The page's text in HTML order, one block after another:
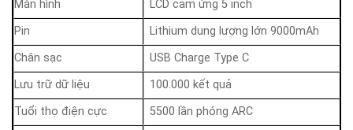
Màn hình
LCD cảm ứng 5 inch
Pin
Lithium dung lượng lớn 9000mAh
Chân sạc
USB Charge Type C
Lưu trữ dữ liệu
100.000 kết quả
Tuổi thọ điện cực
5500 lần phóng ARC